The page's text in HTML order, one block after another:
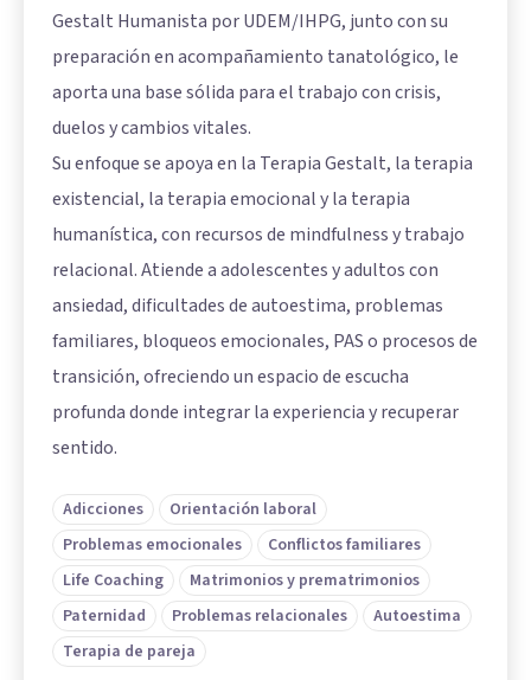
Gestalt Humanista por UDEM/IHPG, junto con su
preparación en acompañamiento tanatológico, le
aporta una base sólida para el trabajo con crisis,
duelos y cambios vitales.
Su enfoque se apoya en la Terapia Gestalt, la terapia
existencial, la terapia emocional y la terapia
humanística, con recursos de mindfulness y trabajo
relacional. Atiende a adolescentes y adultos con
ansiedad, dificultades de autoestima, problemas
familiares, bloqueos emocionales, PAS o procesos de
transición, ofreciendo un espacio de escucha
profunda donde integrar la experiencia y recuperar
sentido.
Adicciones
Orientación laboral
Problemas emocionales
Conflictos familiares
Life Coaching
Matrimonios y prematrimonios
Paternidad
Problemas relacionales
Autoestima
Terapia de pareja